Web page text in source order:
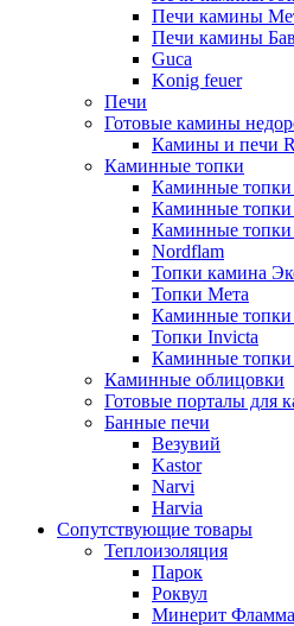
Печи камины
Печи камины
Guca
Konig feuer
Печи
Готовые камины
Камины и печи
Каминные топки
Каминные
Каминные
Каминные
Nordflam
Топки камина
Топки Мета
Каминные
Топки Invicta
Каминные топки
Каминные облицовки
Готовые порталы для
Банные печи
Везувий
Kastor
Narvi
Harvia
Сопутствующие товары
Теплоизоляция
Парок
Роквул
Минерит Фламма